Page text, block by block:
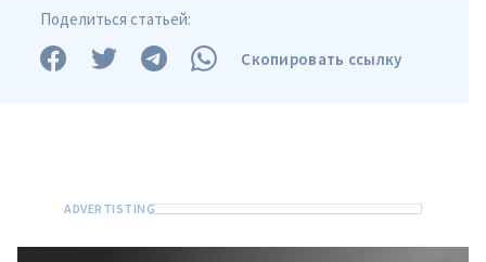
Поделиться статьей:
Скопировать ссылку